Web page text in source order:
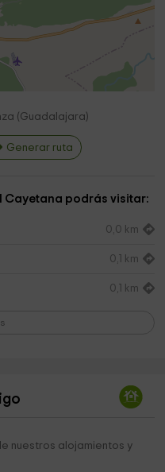
(Guadalajara)
Generar ruta
Cayetana podrás visitar:
0,0 km
0,1 km
0,1 km
0,2 km
nuestros alojamientos y